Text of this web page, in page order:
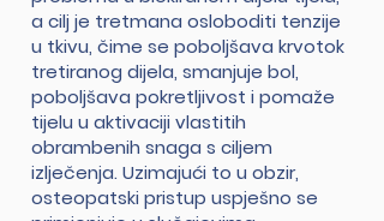
a cilj je tretmana osloboditi tenzije
u tkivu, čime se poboljšava krvotok
tretiranog dijela, smanjuje bol,
poboljšava pokretljivost i pomaže
tijelu u aktivaciji vlastitih
obrambenih snaga s ciljem
izlječenja. Uzimajući to u obzir,
osteopatski pristup uspješno se